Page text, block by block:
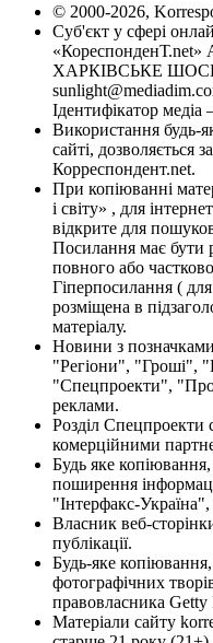
© 2000-2026,
Суб'єкт у сфері
«КореспонденТ.net»
ХАРКІВСЬКЕ ШОСЕ,
Ідентифікатор медіа
Використання будь-
сайті, дозволяється
Корреспондент.net.
При копіюванні
і світу» , для
відкрите для
Посилання має бути
повного або
Гіперпосилання (
розміщена в
матеріалу.
Новини з
"Регіони", "Гроші",
"Спецпроекти",
реклами.
Розділ Спецпроекти
комерційними
Будь яке
поширення
"Інтерфакс-
Власник веб-
публікації.
Будь-яке
фотографічних
правовласника Getty
Матеріали сайту